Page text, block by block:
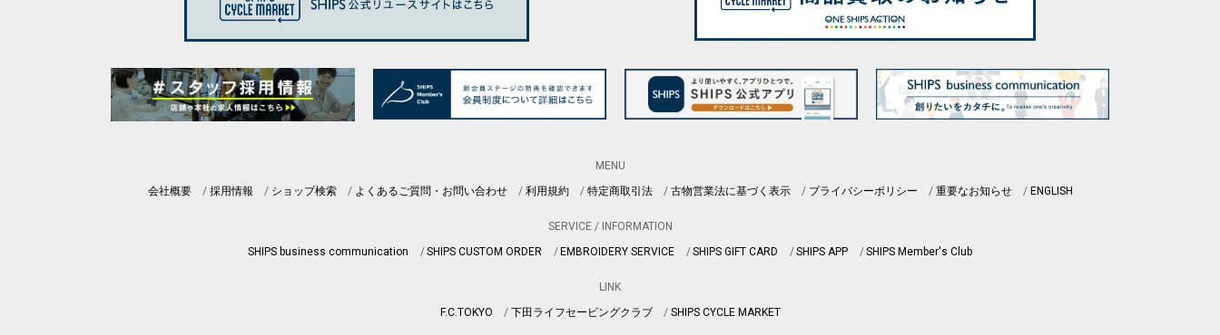
MENU
会社概要
採用情報 ショップ検索 よくあるご質問・お問い合わせ 利用規約 特定商取引法 古物営業法に基づく表示 プライバシーポリシー 重要なお知らせ ENGLISH
SERVICE / INFORMATION
SHIPS business communication
SHIPS CUSTOM ORDER EMBROIDERY SERVICE SHIPS GIFT CARD SHIPS APP SHIPS Member's Club
LINK
F.C.TOKYO
下田ライフセービングクラブ SHIPS CYCLE MARKET